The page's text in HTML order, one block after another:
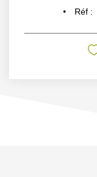
Réf :